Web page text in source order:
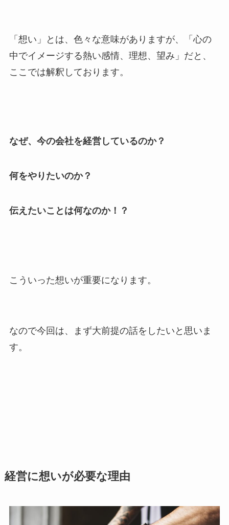
「想い」とは、色々な意味がありますが、「心の
中でイメージする熱い感情、理想、望み」だと、
ここでは解釈しております。
なぜ、今の会社を経営しているのか？
何をやりたいのか？
伝えたいことは何なのか！？
こういった想いが重要になります。
なので今回は、まず大前提の話をしたいと思いま
す。
経営に想いが必要な理由